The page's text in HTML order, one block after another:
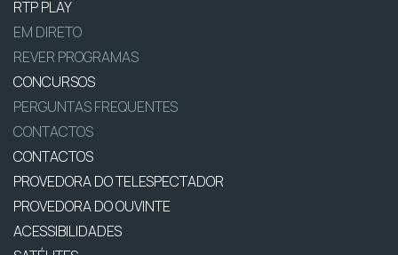
RTP PLAY
EM DIRETO
REVER PROGRAMAS
CONCURSOS
PERGUNTAS FREQUENTES
CONTACTOS
CONTACTOS
PROVEDORA DO TELESPECTADOR
PROVEDORA DO OUVINTE
ACESSIBILIDADES